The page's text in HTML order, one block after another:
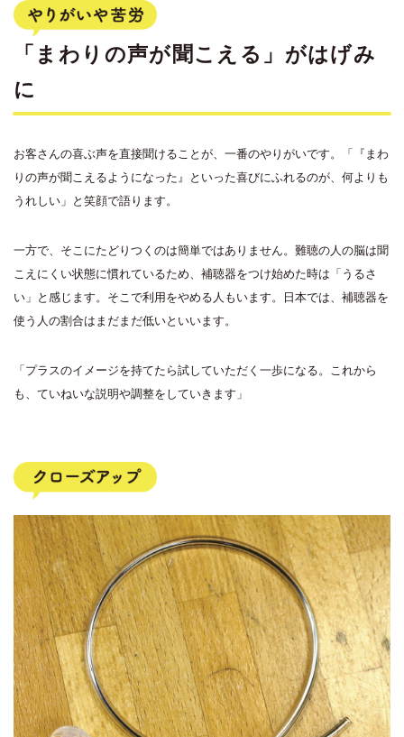
「まわりの声が聞こえる」がはげみ
に
お客さんの喜ぶ声を直接聞けることが、一番のやりがいです。「『まわ
りの声が聞こえるようになった』といった喜びにふれるのが、何よりも
うれしい」と笑顔で語ります。
一方で、そこにたどりつくのは簡単ではありません。難聴の人の脳は聞
こえにくい状態に慣れているため、補聴器をつけ始めた時は「うるさ
い」と感じます。そこで利用をやめる人もいます。日本では、補聴器を
使う人の割合はまだまだ低いといいます。
「プラスのイメージを持てたら試していただく一歩になる。これから
も、ていねいな説明や調整をしていきます」